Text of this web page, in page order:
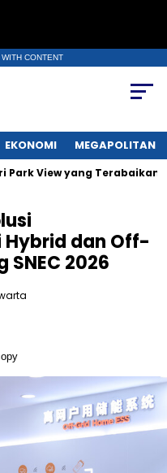
CONTENT
EKONOMI MEGAPOLITAN
yang Terabaikan: Tak
Hybrid dan Off-
2026